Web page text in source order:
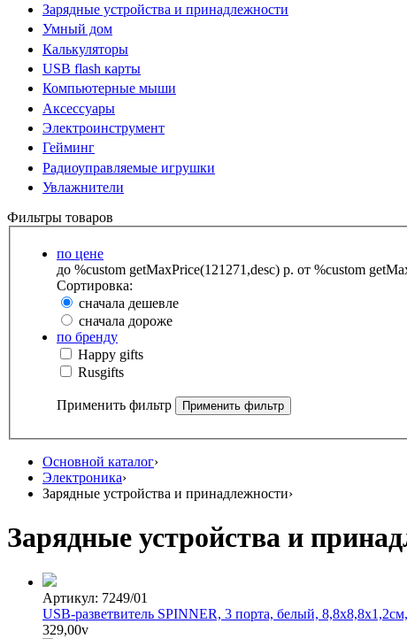
Зарядные устройства и принадлежности
Умный дом
Калькуляторы
USB flash карты
Компьютерные мыши
Аксессуары
Электроинструмент
Гейминг
Радиоуправляемые игрушки
Увлажнители
Фильтры товаров
по цене
до %custom getMaxPrice(121271,desc) р. от %custom
Сортировка:
сначала дешевле
сначала дороже
по бренду
Happy gifts
Rusgifts
Применить фильтр
Основной каталог›
Электроника›
Зарядные устройства и принадлежности›
Зарядные устройства и
Артикул: 7249/01
USB-разветвитель SPINNER, 3 порта, белый,
329,00v